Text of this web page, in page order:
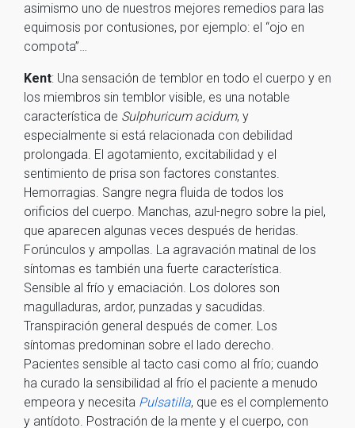
asimismo uno de nuestros mejores remedios para las
equimosis por contusiones, por ejemplo: el “ojo en
compota”…
Kent: Una sensación de temblor en todo el cuerpo y en
los miembros sin temblor visible, es una notable
característica de Sulphuricum acidum, y
especialmente si está relacionada con debilidad
prolongada. El agotamiento, excitabilidad y el
sentimiento de prisa son factores constantes.
Hemorragias. Sangre negra fluida de todos los
orificios del cuerpo. Manchas, azul-negro sobre la piel,
que aparecen algunas veces después de heridas.
Forúnculos y ampollas. La agravación matinal de los
síntomas es también una fuerte característica.
Sensible al frío y emaciación. Los dolores son
magulladuras, ardor, punzadas y sacudidas.
Transpiración general después de comer. Los
síntomas predominan sobre el lado derecho.
Pacientes sensible al tacto casi como al frío; cuando
ha curado la sensibilidad al frío el paciente a menudo
empeora y necesita Pulsatilla, que es el complemento
y antídoto. Postración de la mente y el cuerpo, con